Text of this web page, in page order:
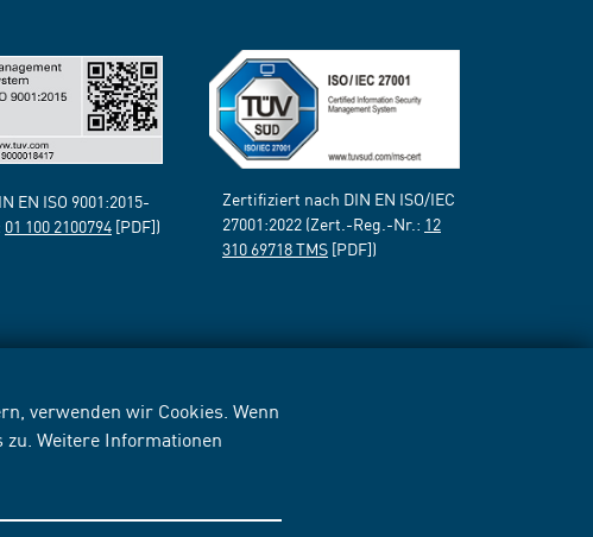
verwenden wir Cookies. Wenn
Weitere Informationen
EN ISO 9001:2015-
01 100 2100794 [PDF])
Zertifiziert nach DIN EN ISO/IEC
27001:2022 (Zert.-Reg.-Nr.: 12
310 69718 TMS [PDF])